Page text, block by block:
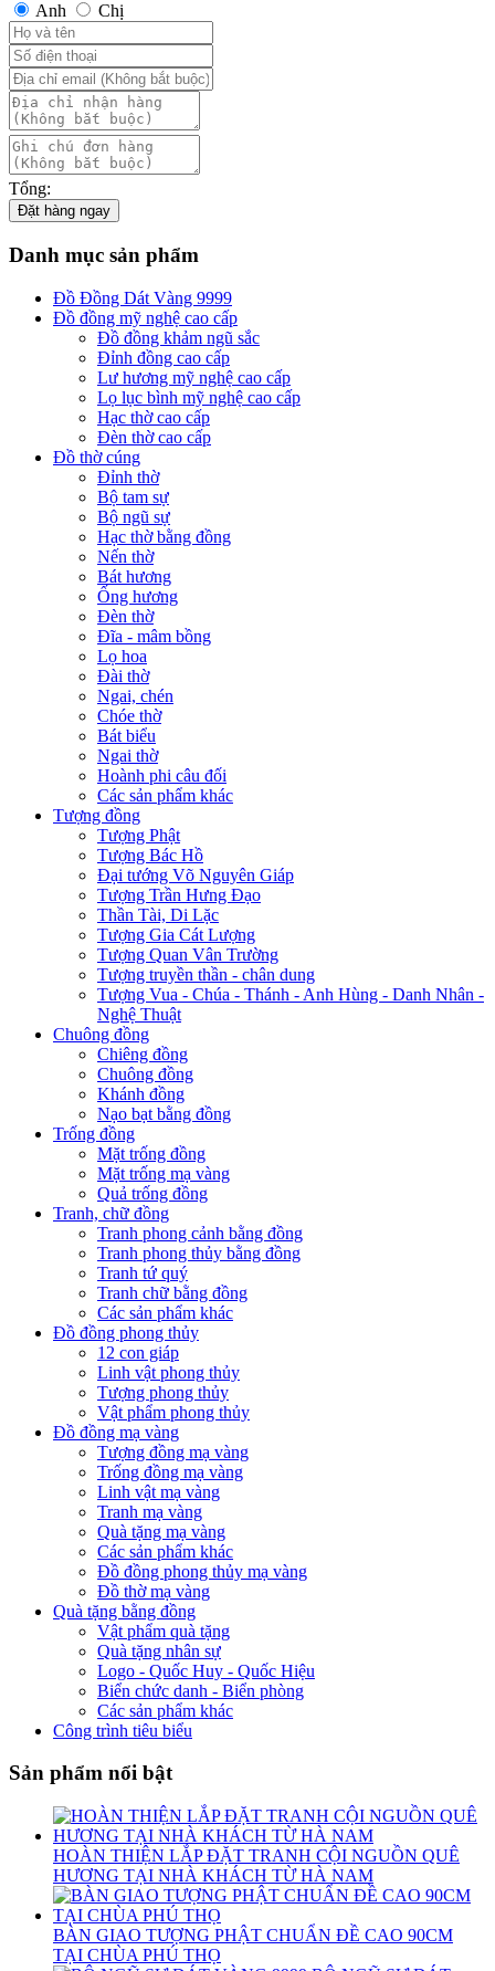
Anh
Chị
Tổng:
Đặt hàng ngay
Danh mục sản phẩm
Đồ Đồng Dát Vàng 9999
Đồ đồng mỹ nghệ cao cấp
Đồ đồng khảm ngũ sắc
Đỉnh đồng cao cấp
Lư hương mỹ nghệ cao cấp
Lọ lục bình mỹ nghệ cao cấp
Hạc thờ cao cấp
Đèn thờ cao cấp
Đồ thờ cúng
Đỉnh thờ
Bộ tam sự
Bộ ngũ sự
Hạc thờ bằng đồng
Nến thờ
Bát hương
Ống hương
Đèn thờ
Đĩa - mâm bồng
Lọ hoa
Đài thờ
Ngai, chén
Chóe thờ
Bát biểu
Ngai thờ
Hoành phi câu đối
Các sản phẩm khác
Tượng đồng
Tượng Phật
Tượng Bác Hồ
Đại tướng Võ Nguyên Giáp
Tượng Trần Hưng Đạo
Thần Tài, Di Lặc
Tượng Gia Cát Lượng
Tượng Quan Vân Trường
Tượng truyền thần - chân dung
Tượng Vua - Chúa - Thánh - Anh Hùng - Danh Nhân -
Nghệ Thuật
Chuông đồng
Chiêng đồng
Chuông đồng
Khánh đồng
Nạo bạt bằng đồng
Trống đồng
Mặt trống đồng
Mặt trống mạ vàng
Quả trống đồng
Tranh, chữ đồng
Tranh phong cảnh bằng đồng
Tranh phong thủy bằng đồng
Tranh tứ quý
Tranh chữ bằng đồng
Các sản phẩm khác
Đồ đồng phong thủy
12 con giáp
Linh vật phong thủy
Tượng phong thủy
Vật phẩm phong thủy
Đồ đồng mạ vàng
Tượng đồng mạ vàng
Trống đồng mạ vàng
Linh vật mạ vàng
Tranh mạ vàng
Quà tặng mạ vàng
Các sản phẩm khác
Đồ đồng phong thủy mạ vàng
Đồ thờ mạ vàng
Quà tặng bằng đồng
Vật phẩm quà tặng
Quà tặng nhân sự
Logo - Quốc Huy - Quốc Hiệu
Biển chức danh - Biển phòng
Các sản phẩm khác
Công trình tiêu biểu
Sản phẩm nổi bật
HOÀN THIỆN LẮP ĐẶT TRANH CỘI NGUỒN QUÊ
HƯƠNG TẠI NHÀ KHÁCH TỪ HÀ NAM
BÀN GIAO TƯỢNG PHẬT CHUẨN ĐỀ CAO 90CM
TẠI CHÙA PHÚ THỌ